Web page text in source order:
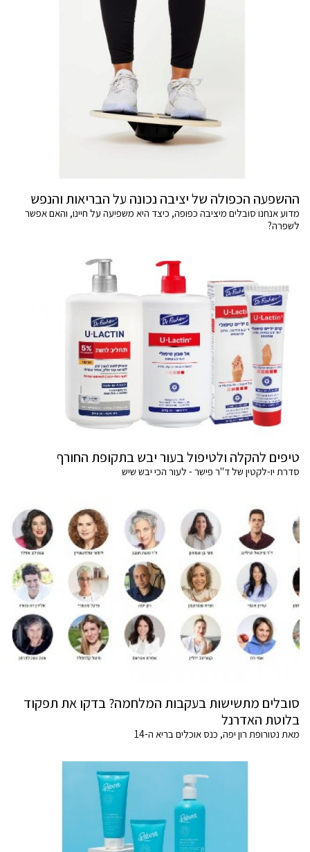
ההשפעה הכפולה של יציבה נכונה על הבריאות והנפש
מדוע אנחנו סובלים מיציבה כפופה, כיצד היא משפיעה על חיינו, והאם אפשר
לשפרה?
טיפים להקלה ולטיפול בעור יבש בתקופת החורף
סדרת יו-לקטין של ד"ר פישר - לעור הכי יבש שיש
סובלים מתשישות בעקבות המלחמה? בדקו את תפקוד
בלוטת האדרנל
מאת נטורופת רון יפה, כנס אוכלים בריא ה-14